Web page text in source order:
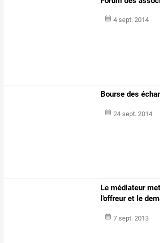
4 sept. 2014
Bourse des
24 sept. 2014
Le médiateur
l'offreur et le
7 sept. 2013